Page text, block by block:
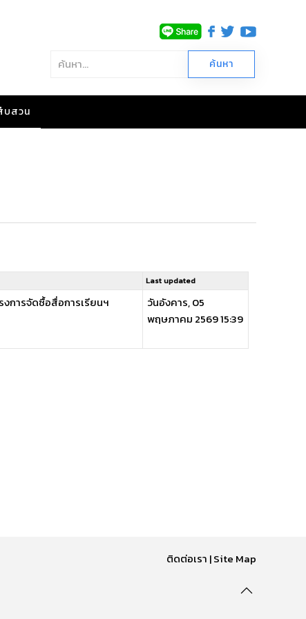
บสวน
Last updated
งการจัดซื้อสื่อการเรียนฯ
วันอังคาร, 05
พฤษภาคม 2569 15:39
ติดต่อเรา |Site Map